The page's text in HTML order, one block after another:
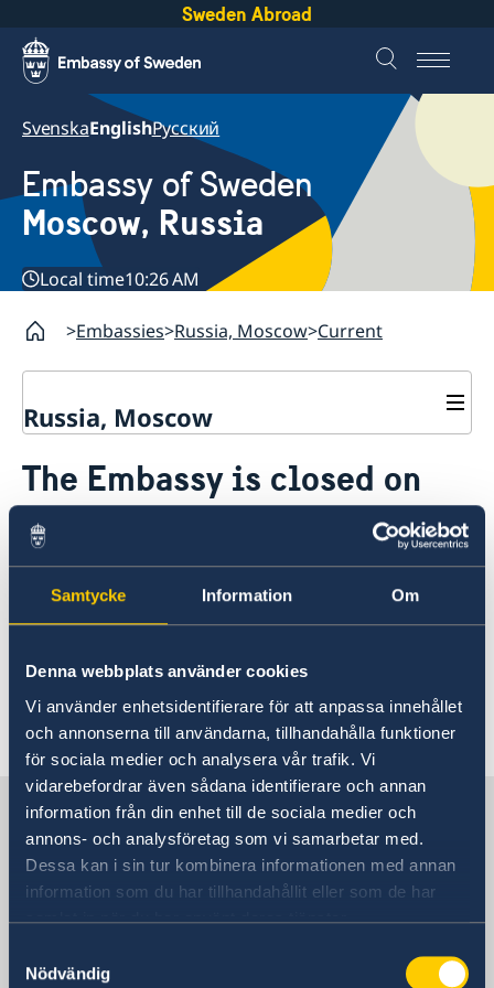
Samtycke Information Om
Denna webbplats använder cookies
Vi använder enhetsidentifierare för att anpassa innehållet
och annonserna till användarna, tillhandahålla funktioner
för sociala medier och analysera vår trafik. Vi
vidarebefordrar även sådana identifierare och annan
information från din enhet till de sociala medier och
annons- och analysföretag som vi samarbetar med.
Dessa kan i sin tur kombinera informationen med annan
information som du har tillhandahållit eller som de har
samlat in när du har använt deras tjänster.
Nödvändig
Sweden Abroad
SvenskaEnglishРусский
Embassy of Sweden
Moscow, Russia
Local time10:26 AM
Embassies Russia, Moscow Current
Russia, Moscow
Contact
Current
Information for swedes in Russia
The Embassy is closed on
September 20th
06 Sep 2019
closed on September 20th.
Sweden in Russia
Embassy
Ulitsa Mosfilmovskaya 60